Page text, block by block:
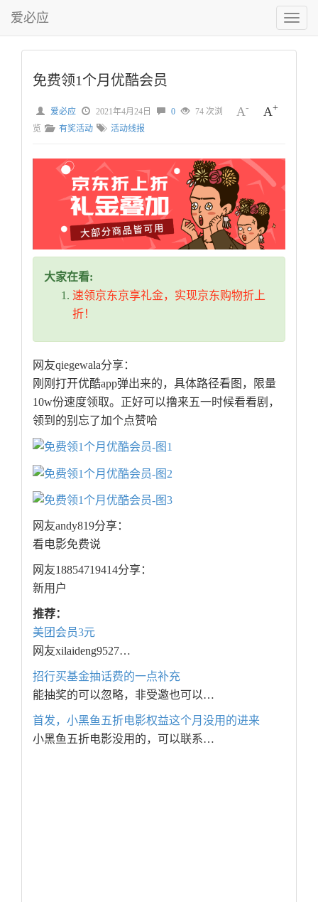
切
换
菜
爱必应
免费领1个月优酷会员
A- A+
爱必应 2021年4月24日 0
74 次浏
览
有奖活动 活动线报
大家在看:
速领京东京享礼金，实现京东购物折上
折！
网友qiegewala分享：
刚刚打开优酷app弹出来的，具体路径看图，限量
10w份速度领取。正好可以撸来五一时候看看剧，
领到的别忘了加个点赞哈
网友andy819分享：
看电影免费说
网友18854719414分享：
新用户
推荐：
美团会员3元
网友xilaideng9527…
招行买基金抽话费的一点补充
能抽奖的可以忽略，非受邀也可以…
首发，小黑鱼五折电影权益这个月没用的进来
小黑鱼五折电影没用的，可以联系…